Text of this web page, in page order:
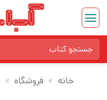
Skip
content
برای:
خانه » فروشگاه »